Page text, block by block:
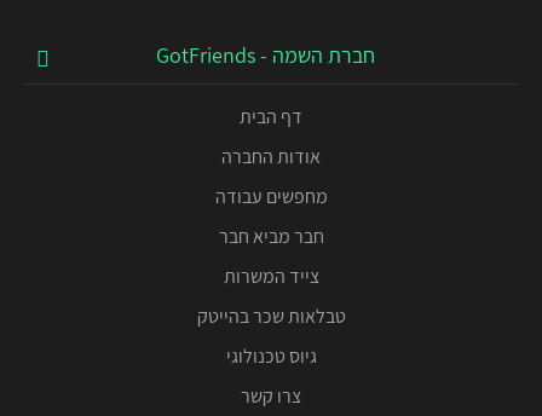
חברת השמה - GotFriends
דף הבית
אודות החברה
מחפשים עבודה
חבר מביא חבר
צייד המשרות
טבלאות שכר בהייטק
גיוס טכנולוגי
צרו קשר